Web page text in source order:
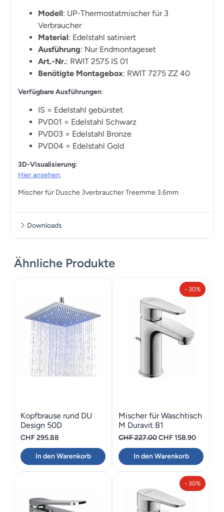
Modell: UP-Thermostatmischer für 3
Verbraucher
Material: Edelstahl satiniert
Ausführung: Nur Endmontageset
Art.-Nr.: RWIT 2575 IS 01
Benötigte Montagebox: RWIT 7275 ZZ 40
Verfügbare Ausführungen:
IS = Edelstahl gebürstet
PVD01 = Edelstahl Schwarz
PVD03 = Edelstahl Bronze
PVD04 = Edelstahl Gold
3D-Visualisierung:
Hier ansehen.
Mischer für Dusche 3verbraucher Treemme 3.6mm
Downloads
Montageanleitung
Ähnliche Produkte
Kopfbrause rund DU
Design 50D
CHF295.88
In den Warenkorb
- 30%
Mischer für Waschtisch
M Duravit B1
CHF227.00Ursprünglicher
Preis
war:
CHF158.90Aktueller
Preis
ist:
In den Warenkorb
- 30%